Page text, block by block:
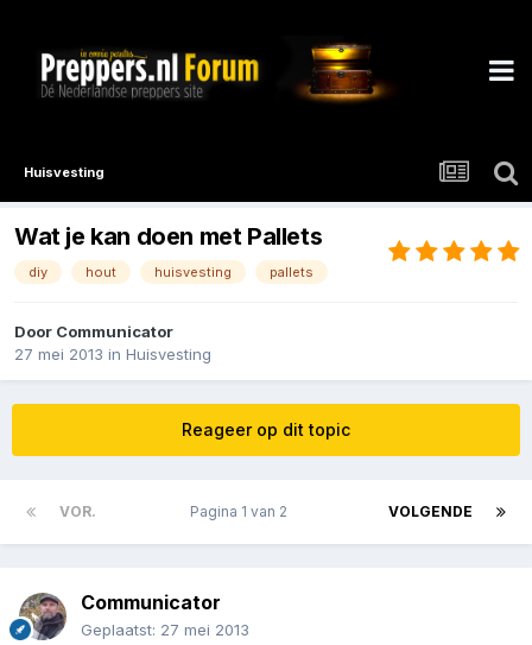
Huisvesting
Wat je kan doen met Pallets
diy hout huisvesting pallets
Door Communicator
27 mei 2013 in Huisvesting
Reageer op dit topic
VOR. VOLGENDE
Pagina 1 van 2
Communicator
Geplaatst: 27 mei 2013